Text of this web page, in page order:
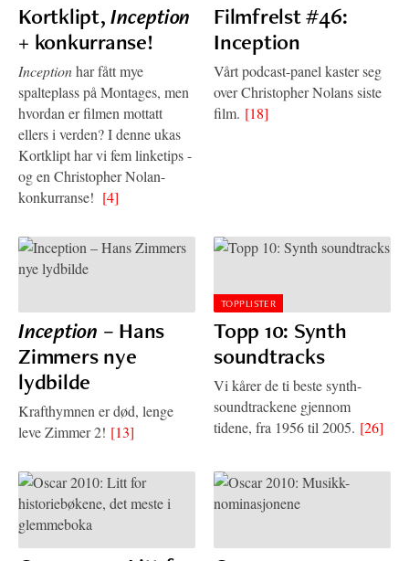
Kortklipt,Inception
+ konkurranse!
Inceptionhar fått mye
spalteplass på Montages, men
hvordan er filmen mottatt
ellers i verden? I denne ukas
Kortklipt har vi fem linketips -
og en Christopher Nolan-
konkurranse! [4]
Filmfrelst #46:
Inception
Vårt podcast-panel kaster seg
over Christopher Nolans siste
film. [18]
Inception – Hans
Zimmers nye
lydbilde
Krafthymnen er død, lenge
leve Zimmer 2! [13]
TOPPLISTER
Topp 10: Synth
soundtracks
Vi kårer de ti beste synth-
soundtrackene gjennom
tidene, fra 1956 til 2005. [26]